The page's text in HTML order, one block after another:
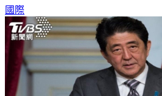
國際